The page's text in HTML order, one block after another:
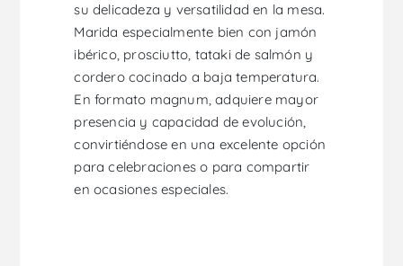
su delicadeza y versatilidad en la mesa.
Marida especialmente bien con jamón
ibérico, prosciutto, tataki de salmón y
cordero cocinado a baja temperatura.
En formato magnum, adquiere mayor
presencia y capacidad de evolución,
convirtiéndose en una excelente opción
para celebraciones o para compartir
en ocasiones especiales.